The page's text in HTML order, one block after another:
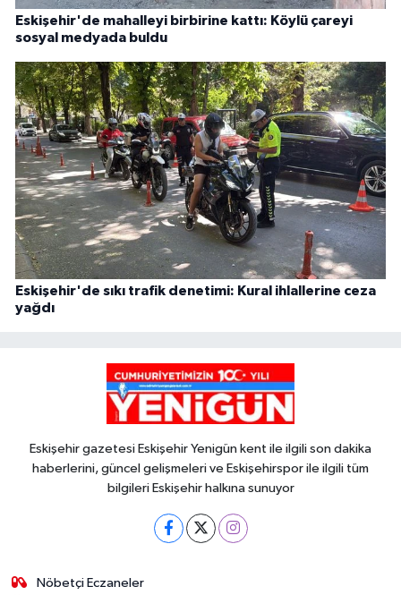
Eskişehir'de mahalleyi birbirine kattı: Köylü çareyi
sosyal medyada buldu
Eskişehir'de sıkı trafik denetimi: Kural ihlallerine ceza
yağdı
Eskişehir gazetesi Eskişehir Yenigün kent ile ilgili son dakika
haberlerini, güncel gelişmeleri ve Eskişehirspor ile ilgili tüm
bilgileri Eskişehir halkına sunuyor
Nöbetçi Eczaneler